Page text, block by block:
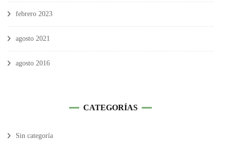
febrero 2023
agosto 2021
agosto 2016
CATEGORÍAS
Sin categoría